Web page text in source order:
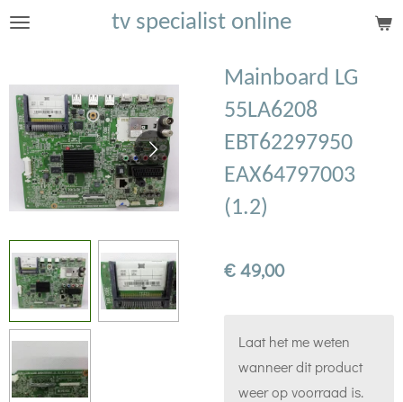
Ga
de
hoofdinhoud
tv specialist online
Mainboard LG
55LA6208
EBT62297950
EAX64797003
(1.2)
€ 49,00
Laat het me weten
wanneer dit product
weer op voorraad is.